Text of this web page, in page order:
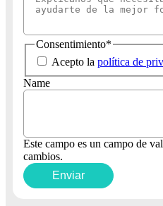
Consentimiento*
Acepto la política de
Name
Este campo es un campo de
cambios.